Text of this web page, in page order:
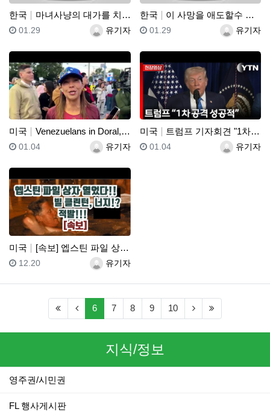
한국 마녀사냥의 대가를 치를 때가 왔다
등록자유기자
등록일
01.29
한국 이 사망을 애도할수 없는 이유
등록자유기자
등록일
01.29
미국 Venezuelans in Doral, Florida …
등록자유기자
등록일
01.04
미국 트럼프 기자회견 "1차 공격은 성공적...필요하면 2차…
등록자유기자
등록일
01.04
미국 [속보] 엡스틴 파일 상자 열었더니 빌 클린턴 변태행위…
등록자유기자
등록일
12.20
(first)(previous)
6(current)
7 8 9 10 (next)
지식/정보
영주권/시민권
FL 행사게시판